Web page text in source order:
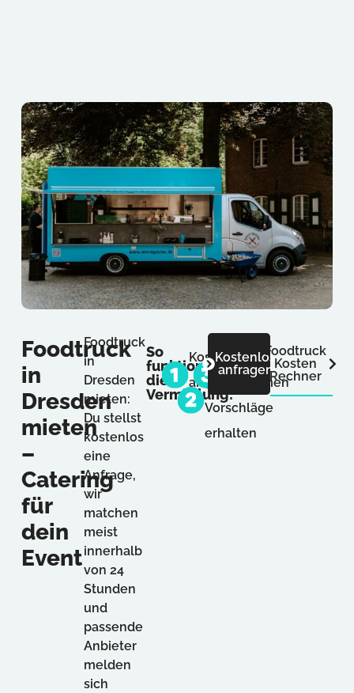
Foodtruck
in
Dresden
mieten
–
Catering
für
dein
Event
Foodtruck
in
Dresden
mieten:
Du stellst
kostenlos
eine
Anfrage,
wir
matchen
meist
innerhalb
von 24
Stunden
und
passende
Anbieter
melden
sich
So
funktioniert
die
Vermittlung:
Kostenlos
anfragen
2-
3
Vorschläge
erhalten
Direkt
abstimmen
Kostenlos
anfragen
Foodtruck
Kosten
Rechner